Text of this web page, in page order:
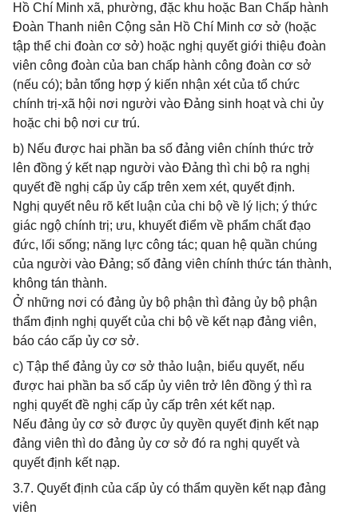
Hồ Chí Minh xã, phường, đặc khu hoặc Ban Chấp hành
Đoàn Thanh niên Cộng sản Hồ Chí Minh cơ sở (hoặc
tập thể chi đoàn cơ sở) hoặc nghị quyết giới thiệu đoàn
viên công đoàn của ban chấp hành công đoàn cơ sở
(nếu có); bản tổng hợp ý kiến nhận xét của tổ chức
chính trị-xã hội nơi người vào Đảng sinh hoạt và chi ủy
hoặc chi bộ nơi cư trú.
b) Nếu được hai phần ba số đảng viên chính thức trở
lên đồng ý kết nạp người vào Đảng thì chi bộ ra nghị
quyết đề nghị cấp ủy cấp trên xem xét, quyết định.
Nghị quyết nêu rõ kết luận của chi bộ về lý lịch; ý thức
giác ngộ chính trị; ưu, khuyết điểm về phẩm chất đạo
đức, lối sống; năng lực công tác; quan hệ quần chúng
của người vào Đảng; số đảng viên chính thức tán thành,
không tán thành.
Ở những nơi có đảng ủy bộ phận thì đảng ủy bộ phận
thẩm định nghị quyết của chi bộ về kết nạp đảng viên,
báo cáo cấp ủy cơ sở.
c) Tập thể đảng ủy cơ sở thảo luận, biểu quyết, nếu
được hai phần ba số cấp ủy viên trở lên đồng ý thì ra
nghị quyết đề nghị cấp ủy cấp trên xét kết nạp.
Nếu đảng ủy cơ sở được ủy quyền quyết định kết nạp
đảng viên thì do đảng ủy cơ sở đó ra nghị quyết và
quyết định kết nạp.
3.7. Quyết định của cấp ủy có thẩm quyền kết nạp đảng
viên